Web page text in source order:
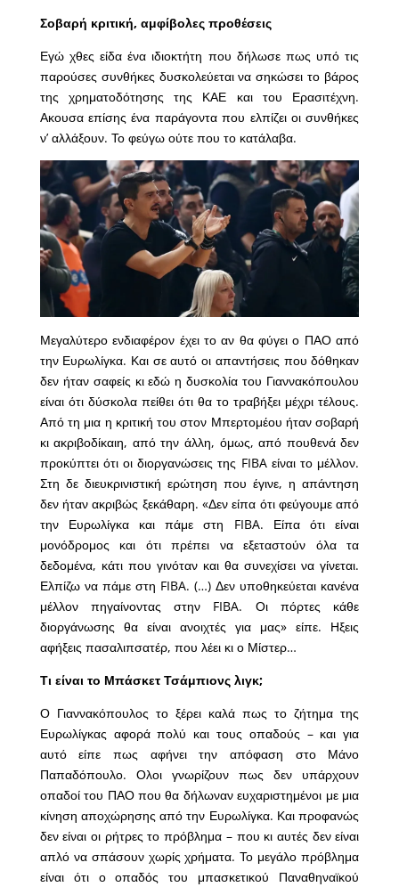
Σοβαρή κριτική, αμφίβολες προθέσεις
Εγώ χθες είδα ένα ιδιοκτήτη που δήλωσε πως υπό τις
παρούσες συνθήκες δυσκολεύεται να σηκώσει το βάρος
της χρηματοδότησης της ΚΑΕ και του Ερασιτέχνη.
Ακουσα επίσης ένα παράγοντα που ελπίζει οι συνθήκες
ν’ αλλάξουν. Το φεύγω ούτε που το κατάλαβα.
Μεγαλύτερο ενδιαφέρον έχει το αν θα φύγει ο ΠΑΟ από
την Ευρωλίγκα. Και σε αυτό οι απαντήσεις που δόθηκαν
δεν ήταν σαφείς κι εδώ η δυσκολία του Γιαννακόπουλου
είναι ότι δύσκολα πείθει ότι θα το τραβήξει μέχρι τέλους.
Από τη μια η κριτική του στον Μπερτομέου ήταν σοβαρή
κι ακριβοδίκαιη, από την άλλη, όμως, από πουθενά δεν
προκύπτει ότι οι διοργανώσεις της FIBA είναι το μέλλον.
Στη δε διευκρινιστική ερώτηση που έγινε, η απάντηση
δεν ήταν ακριβώς ξεκάθαρη. «Δεν είπα ότι φεύγουμε από
την Ευρωλίγκα και πάμε στη FIBA. Είπα ότι είναι
μονόδρομος και ότι πρέπει να εξεταστούν όλα τα
δεδομένα, κάτι που γινόταν και θα συνεχίσει να γίνεται.
Ελπίζω να πάμε στη FIBA. (…) Δεν υποθηκεύεται κανένα
μέλλον πηγαίνοντας στην FIBA. Οι πόρτες κάθε
διοργάνωσης θα είναι ανοιχτές για μας» είπε. Ηξεις
αφήξεις πασαλιπσατέρ, που λέει κι ο Μίστερ…
Τι είναι το Μπάσκετ Τσάμπιονς λιγκ;
Ο Γιαννακόπουλος το ξέρει καλά πως το ζήτημα της
Ευρωλίγκας αφορά πολύ και τους οπαδούς – και για
αυτό είπε πως αφήνει την απόφαση στο Μάνο
Παπαδόπουλο. Ολοι γνωρίζουν πως δεν υπάρχουν
οπαδοί του ΠΑΟ που θα δήλωναν ευχαριστημένοι με μια
κίνηση αποχώρησης από την Ευρωλίγκα. Και προφανώς
δεν είναι οι ρήτρες το πρόβλημα – που κι αυτές δεν είναι
απλό να σπάσουν χωρίς χρήματα. Το μεγάλο πρόβλημα
είναι ότι ο οπαδός του μπασκετικού Παναθηναϊκού